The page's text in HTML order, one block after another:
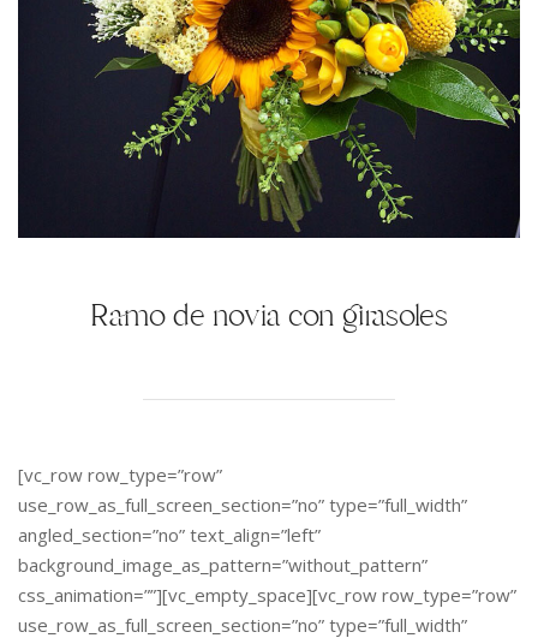
Ramo de novia con girasoles
[vc_row row_type=”row”
use_row_as_full_screen_section=”no” type=”full_width”
angled_section=”no” text_align=”left”
background_image_as_pattern=”without_pattern”
css_animation=””][vc_empty_space][vc_row row_type=”row”
use_row_as_full_screen_section=”no” type=”full_width”